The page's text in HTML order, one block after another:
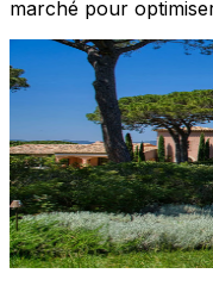
marché pour